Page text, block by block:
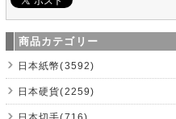
商品カテゴリー
日本紙幣(3592)
日本硬貨(2259)
日本切手(716)